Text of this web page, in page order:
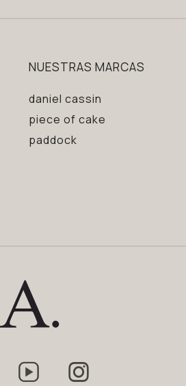
NUESTRAS MARCAS
daniel cassin
piece of cake
paddock
 